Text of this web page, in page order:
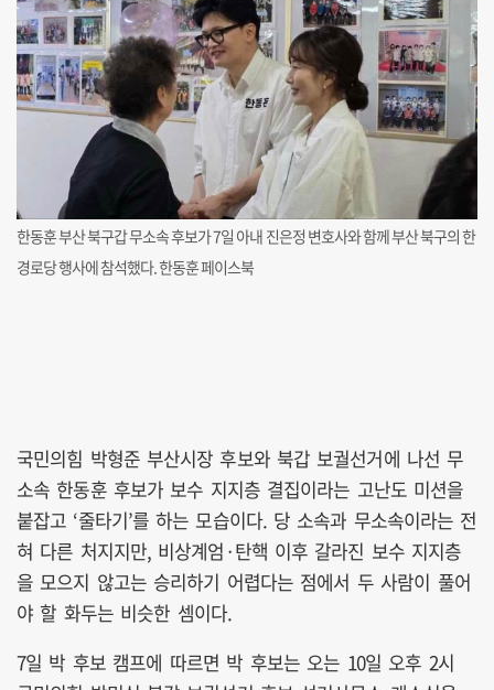
한동훈 부산 북구갑 무소속 후보가 7일 아내 진은정 변호사와 함께 부산 북구의 한
경로당 행사에 참석했다. 한동훈 페이스북
국민의힘 박형준 부산시장 후보와 북갑 보궐선거에 나선 무
소속 한동훈 후보가 보수 지지층 결집이라는 고난도 미션을
붙잡고 ‘줄타기’를 하는 모습이다. 당 소속과 무소속이라는 전
혀 다른 처지지만, 비상계엄·탄핵 이후 갈라진 보수 지지층
을 모으지 않고는 승리하기 어렵다는 점에서 두 사람이 풀어
야 할 화두는 비슷한 셈이다.
7일 박 후보 캠프에 따르면 박 후보는 오는 10일 오후 2시